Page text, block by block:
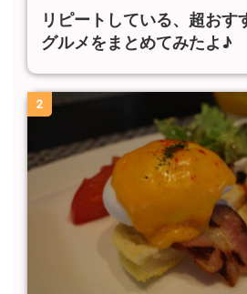
リピートしている、超おす
グルメをまとめてみたよ♪
2